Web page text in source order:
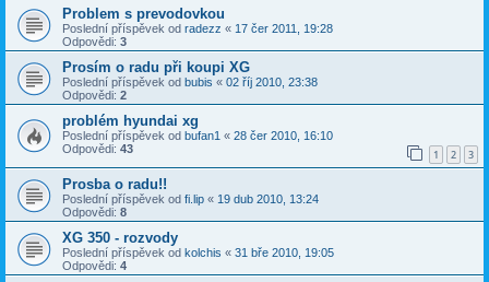
Problem s prevodovkou
Poslední příspěvek od radezz « 17 čer 2011, 19:28
Odpovědi: 3
Prosím o radu při koupi XG
Poslední příspěvek od bubis « 02 říj 2010, 23:38
Odpovědi: 2
problém hyundai xg
Poslední příspěvek od bufan1 « 28 čer 2010, 16:10
Odpovědi: 43 1 2 3
Prosba o radu!!
Poslední příspěvek od fi.lip « 19 dub 2010, 13:24
Odpovědi: 8
XG 350 - rozvody
Poslední příspěvek od kolchis « 31 bře 2010, 19:05
Odpovědi: 4